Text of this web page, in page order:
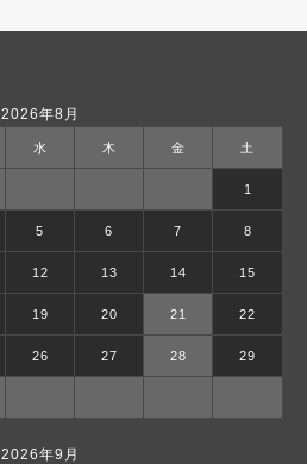
2026年8月
水 木 金 土
1
5 6 7 8
12 13 14 15
19 20 21 22
26 27 28 29
2026年9月